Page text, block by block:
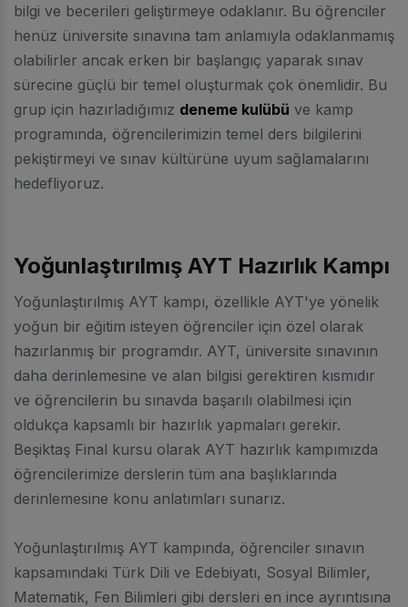
bilgi ve becerileri geliştirmeye odaklanır. Bu öğrenciler
henüz üniversite sınavına tam anlamıyla odaklanmamış
olabilirler ancak erken bir başlangıç yaparak sınav
sürecine güçlü bir temel oluşturmak çok önemlidir. Bu
grup için hazırladığımız deneme kulübü ve kamp
programında, öğrencilerimizin temel ders bilgilerini
pekiştirmeyi ve sınav kültürüne uyum sağlamalarını
hedefliyoruz.
Yoğunlaştırılmış AYT Hazırlık Kampı
Yoğunlaştırılmış AYT kampı, özellikle AYT'ye yönelik
yoğun bir eğitim isteyen öğrenciler için özel olarak
hazırlanmış bir programdır. AYT, üniversite sınavının
daha derinlemesine ve alan bilgisi gerektiren kısmıdır
ve öğrencilerin bu sınavda başarılı olabilmesi için
oldukça kapsamlı bir hazırlık yapmaları gerekir.
Beşiktaş Final kursu olarak AYT hazırlık kampımızda
öğrencilerimize derslerin tüm ana başlıklarında
derinlemesine konu anlatımları sunarız.
Yoğunlaştırılmış AYT kampında, öğrenciler sınavın
kapsamındaki Türk Dili ve Edebiyatı, Sosyal Bilimler,
Matematik, Fen Bilimleri gibi dersleri en ince ayrıntısına